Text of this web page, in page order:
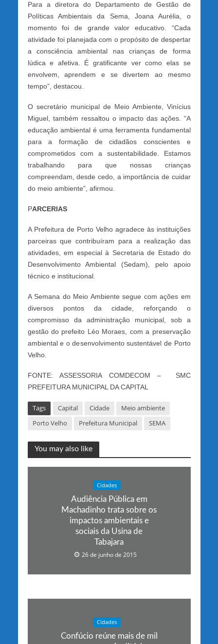
Para a diretora do Departamento de Gestão de
Políticas Ambientais da Sema, Joana Aurélia, o
momento foi de grande valor educativo. “Cada
atividade foi planejada com o propósito de despertar
a consciência ambiental nas crianças de forma
lúdica e afetiva. É gratificante ver como elas se
envolvem, aprendem e se divertem ao mesmo
tempo”, destacou.
O secretário municipal de Meio Ambiente, Vinícius
Miguel, também ressaltou o impacto das ações. “A
educação ambiental é uma ferramenta fundamental
para a formação de cidadãos conscientes e
comprometidos com a sustentabilidade. Estamos
trabalhando para que nossas crianças
compreendam, desde cedo, a importância de cuidar
do meio ambiente”, afirmou.
PARCERIAS
A Prefeitura de Porto Velho agradece às instituições
parceiras que contribuíram para a realização das
atividades, em especial à Secretaria de Estado do
Desenvolvimento Ambiental (Sedam), pelo apoio
técnico e institucional.
A Semana do Meio Ambiente segue com ações em
diversos pontos da cidade, reforçando o
compromisso da administração municipal, sob a
gestão do prefeito Léo Moraes, com a preservação
ambiental e o desenvolvimento sustentável de Porto
Velho.
FONTE: ASSESSORIA COMDECOM – SMC
PREFEITURA MUNICIPAL DA CAPITAL
Tags Capital Cidade
Meio ambiente
Porto Velho
Prefeitura Municipal SEMA
You may also like
Cidades
Audiência Pública em
Machadinho trata sobre os
impactos ambientais e
sociais da Usina de
Tabajara
26 de junho de 2015
Cidades
Confúcio reúne mais de mil